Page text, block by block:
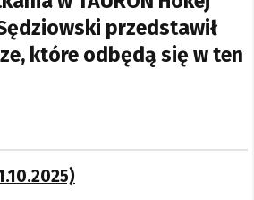
przedstawił
które odbędą się w ten